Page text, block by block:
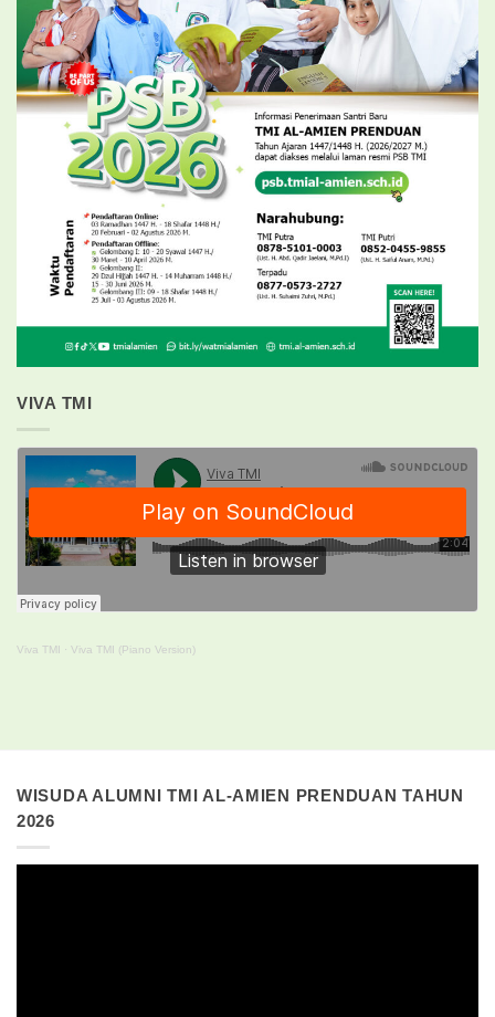
VIVA TMI
Viva TMI · Viva TMI (Piano Version)
WISUDA ALUMNI TMI AL-AMIEN PRENDUAN TAHUN
2026